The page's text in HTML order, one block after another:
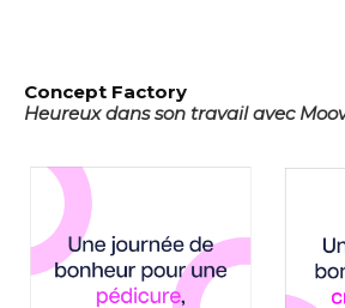
Concept Factory
Heureux dans son travail avec